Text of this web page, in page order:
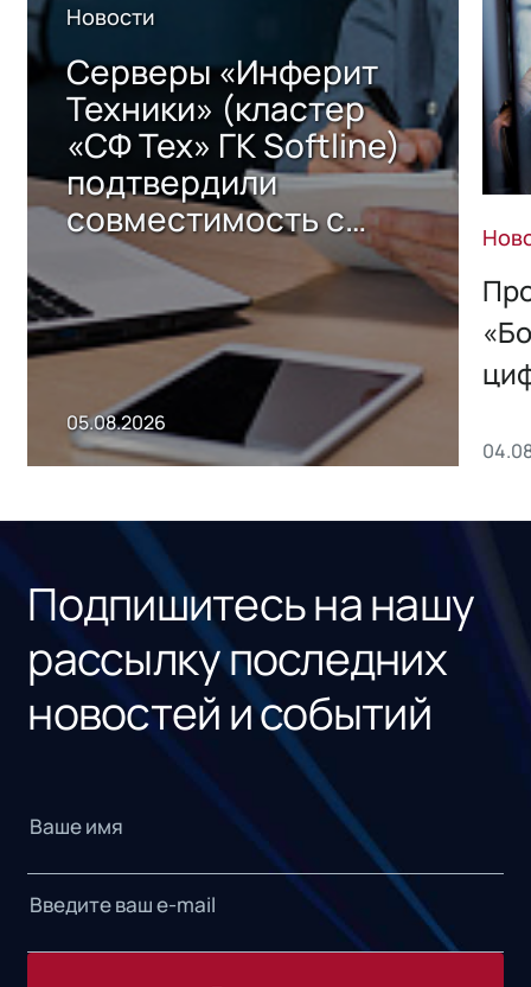
Новости
Серверы «Инферит
Техники» (кластер
«СФ Тех» ГК Softline)
подтвердили
совместимость с
решением Sharx
Storage 2.x для
хранения данных
05.08.2026
Подпишитесь на нашу
рассылку последних
новостей и событий